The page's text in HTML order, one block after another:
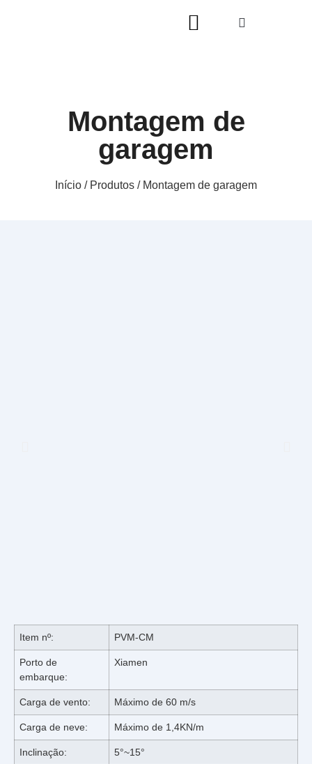
Montagem de
garagem
Início / Produtos / Montagem de garagem
Item nº: PVM-CM
Porto de
embarque:
Xiamen
Carga de vento: Máximo de 60 m/s
Carga de neve: Máximo de 1,4KN/m
Inclinação: 5°~15°